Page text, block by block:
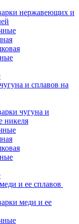
нержавеющих и
и сплавов на
чугуна и
никеля
и ее сплавов
меди и ее